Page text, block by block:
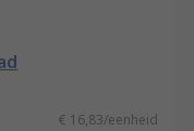
€ 16,83/eenheid